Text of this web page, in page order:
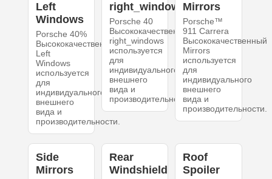
Left
Windows
Porsche 40%
Высококачественный
Left
Windows
используется
для
индивидуального
внешнего
вида и
производительности.
right_windows
Porsche 40
Высококачественный
right_windows
используется
для
индивидуального
внешнего
вида и
производительности.
Mirrors
Porsche™
911 Carrera
Высококачественный
Mirrors
используется
для
индивидуального
внешнего
вида и
производительности.
Side
Mirrors
Rear
Windshield
Roof
Spoiler